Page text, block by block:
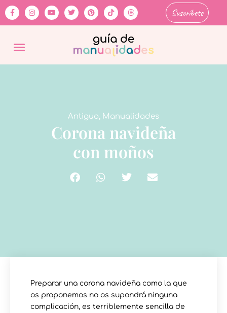
Suscríbete
Antiguo, Manualidades
Corona navideña
con moños
Preparar una corona navideña como la que
os proponemos no os supondrá ninguna
complicación, es terriblemente sencilla de